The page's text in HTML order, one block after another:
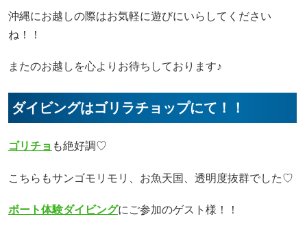
沖縄にお越しの際はお気軽に遊びにいらしてください
ね！！
またのお越しを心よりお待ちしております♪
ダイビングはゴリラチョップにて！！
ゴリチョ も絶好調♡
こちらもサンゴモリモリ、お魚天国、透明度抜群でした♡
ボート体験ダイビングにご参加のゲスト様！！